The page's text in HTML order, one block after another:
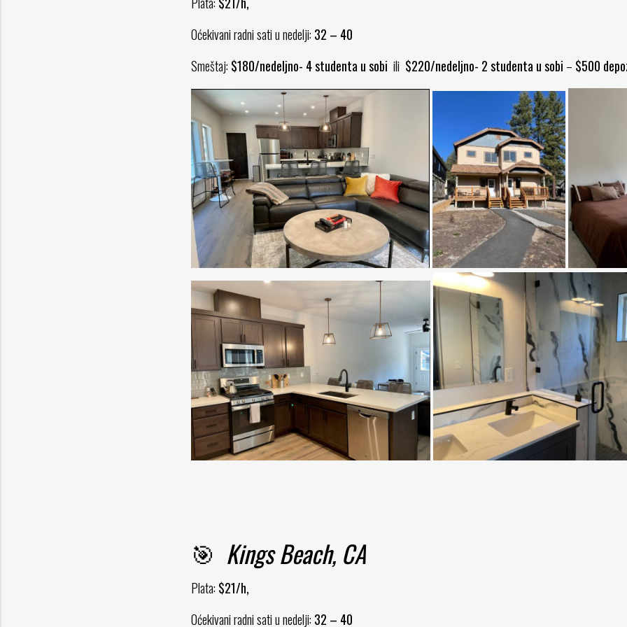
Oćekivani radni sati u nedelji: 32 – 40
Smeštaj: $180/nedeljno- 4 studenta u sobi ili $220/nedeljno- 2 studenta u sobi – $500
🎯 Kings Beach, CA
Plata: $21/h,
Oćekivani radni sati u nedelji: 32 – 40